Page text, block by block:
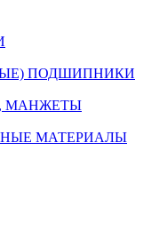
ПОДШИПНИКИ
МАНЖЕТЫ
МАТЕРИАЛЫ